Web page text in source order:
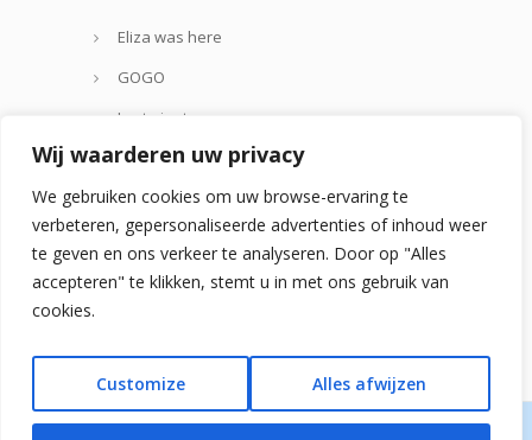
Wij waarderen uw privacy
We gebruiken cookies om uw browse-ervaring te
verbeteren, gepersonaliseerde advertenties of inhoud weer
te geven en ons verkeer te analyseren. Door op "Alles
accepteren" te klikken, stemt u in met ons gebruik van
cookies.
Customize Alles afwijzen
Eliza was here
GOGO
Lastminute.com
Thomas Cook
Zoover